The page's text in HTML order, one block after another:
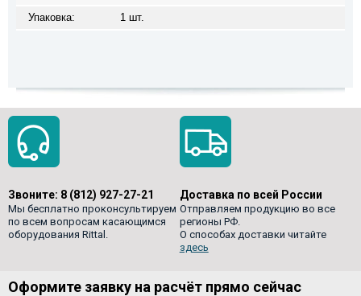
Упаковка:
1 шт.
Звоните: 8 (812) 927-27-21
Мы бесплатно проконсультируем
по всем вопросам касающимся
оборудования Rittal.
Доставка по всей России
Отправляем продукцию во все
регионы РФ.
О способах доставки читайте
здесь
Оформите заявку на расчёт прямо сейчас